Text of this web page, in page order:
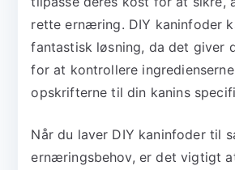
rette ernæring. DIY kaninfoder
fantastisk løsning, da det giver
for at kontrollere
opskrifterne til din kanins
Når du laver DIY kaninfoder til
ernæringsbehov, er det vigtigt